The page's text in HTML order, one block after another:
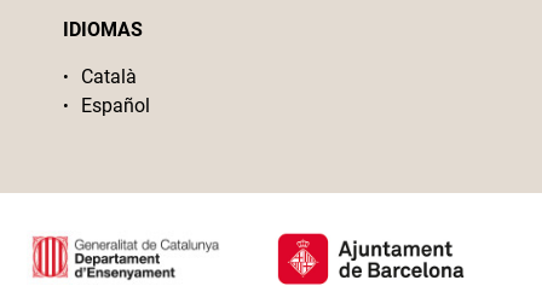
IDIOMAS
Català
Español